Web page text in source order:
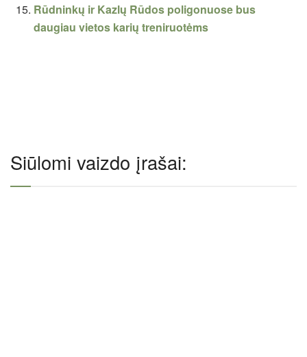
Rūdninkų ir Kazlų Rūdos poligonuose bus
daugiau vietos karių treniruotėms
Siūlomi vaizdo įrašai: